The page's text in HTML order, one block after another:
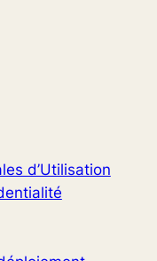
d’Utilisation